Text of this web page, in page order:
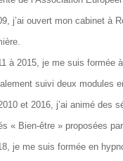
j’ai ouvert mon cabinet à
à 2015, je me suis formée
suivi deux modules
et 2016, j’ai animé des
« Bien-être » proposées
je me suis formée en